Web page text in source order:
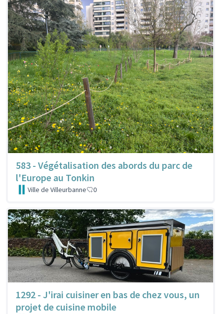
583 - Végétalisation des abords du parc de
l'Europe au Tonkin
Ville de Villeurbanne 0
1292 - J'irai cuisiner en bas de chez vous, un
projet de cuisine mobile